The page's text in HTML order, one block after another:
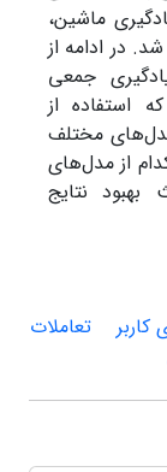
ماشین،
در ادامه از
جمعی
استفاده از
در واقع مدل‌های مختلف
از مدل‌های
نتایج
تعاملات